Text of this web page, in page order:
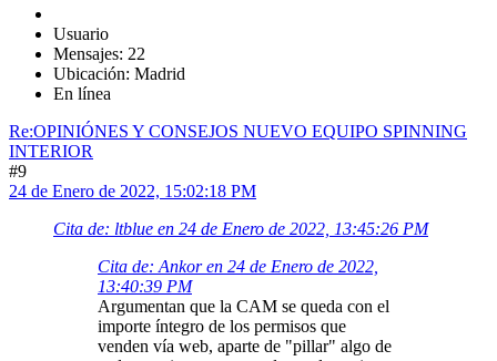
Usuario
Mensajes: 22
Ubicación: Madrid
En línea
Re:OPINIÓNES Y CONSEJOS NUEVO EQUIPO SPINNING
INTERIOR
#9
24 de Enero de 2022, 15:02:18 PM
Cita de: ltblue en 24 de Enero de 2022, 13:45:26 PM
Cita de: Ankor en 24 de Enero de 2022,
13:40:39 PM
Argumentan que la CAM se queda con el
importe íntegro de los permisos que
venden vía web, aparte de "pillar" algo de